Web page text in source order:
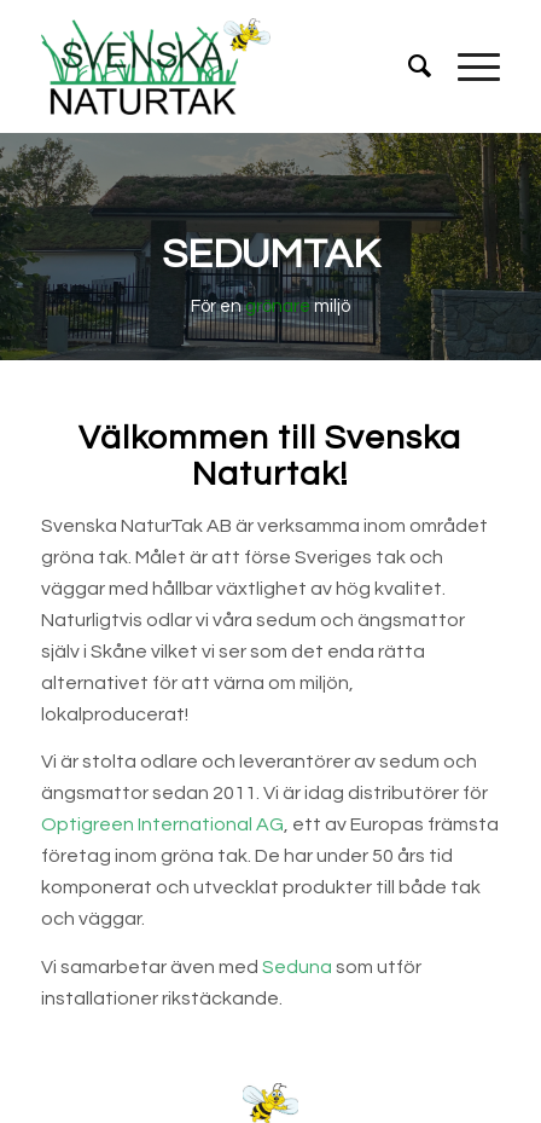
SEDUMTAK
För engrönaremiljö
Välkommen till Svenska
Naturtak!
Svenska NaturTak AB är verksamma inom området
gröna tak. Målet är att förse Sveriges tak och
väggar med hållbar växtlighet av hög kvalitet.
Naturligtvis odlar vi våra sedum och ängsmattor
själv i Skåne vilket vi ser som det enda rätta
alternativet för att värna om miljön,
lokalproducerat!
Vi är stolta odlare och leverantörer av sedum och
ängsmattor sedan 2011. Vi är idag distributörer för
Optigreen International AG , ett av Europas främsta
företag inom gröna tak. De har under 50 års tid
komponerat och utvecklat produkter till både tak
och väggar.
Vi samarbetar även med Seduna som utför
installationer rikstäckande.